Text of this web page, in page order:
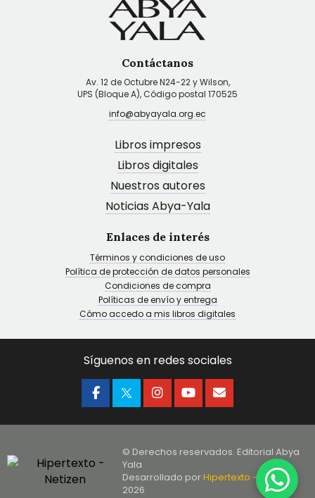
Contáctanos
Av. 12 de Octubre N24-22 y Wilson,
UPS (Bloque A), Código postal 170525
info@abyayala.org.ec
Libros impresos
Libros digitales
Nuestros autores
Noticias Abya-Yala
Enlaces de interés
Términos y condiciones de uso
Política de protección de datos personales
Condiciones de compra
Políticas de envío y entrega
Cómo accedo a mis libros digitales
Síguenos en redes sociales
© Derechos reservados. Editorial Abya
Yala
Desarrollado porHipertexto - Netizen
2026